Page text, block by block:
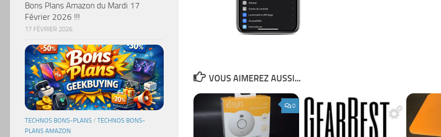
VOUS AIMEREZ AUSSI...
0
Bons Plans Amazon du Mardi 17
Février 2026 !!!
17 FÉVRIER 2026
TECHNOS BONS-PLANS / TECHNOS BONS-
PLANS AMAZON